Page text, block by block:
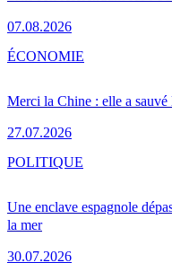
07.08.2026
Merci la Chine : elle a sauvé
27.07.2026
ÉCONOMIE
Une enclave espagnole
la mer
30.07.2026
POLITIQUE